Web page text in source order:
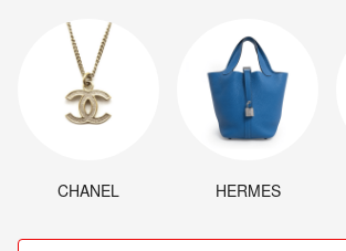
CHANEL HERMES